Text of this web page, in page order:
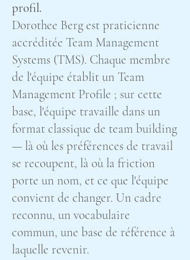
profil.
Dorothee Berg est praticienne
accréditée Team Management
Systems (TMS). Chaque membre
de l'équipe établit un Team
Management Profile ; sur cette
base, l'équipe travaille dans un
format classique de team building
— là où les préférences de travail
se recoupent, là où la friction
porte un nom, et ce que l'équipe
convient de changer. Un cadre
reconnu, un vocabulaire
commun, une base de référence à
laquelle revenir.